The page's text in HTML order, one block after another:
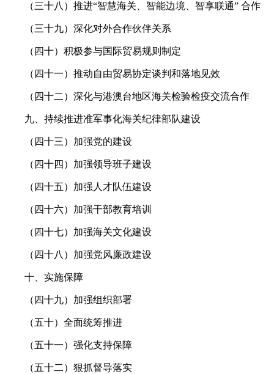
（三十八）推进“智慧海关、智能边境、智享联通” 合作
（三十九）深化对外合作伙伴关系
（四十）积极参与国际贸易规则制定
（四十一）推动自由贸易协定谈判和落地见效
（四十二）深化与港澳台地区海关检验检疫交流合作
九、持续推进准军事化海关纪律部队建设
（四十三）加强党的建设
（四十四）加强领导班子建设
（四十五）加强人才队伍建设
（四十六）加强干部教育培训
（四十七）加强海关文化建设
（四十八）加强党风廉政建设
十、实施保障
（四十九）加强组织部署
（五十）全面统筹推进
（五十一）强化支持保障
（五十二）狠抓督导落实